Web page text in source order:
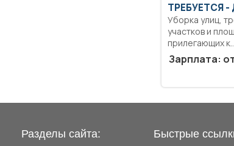
ТРЕБУЕТСЯ
Уборка улиц,
участков и
прилегающих к
Зарплата:
Разделы сайта: Быстрые